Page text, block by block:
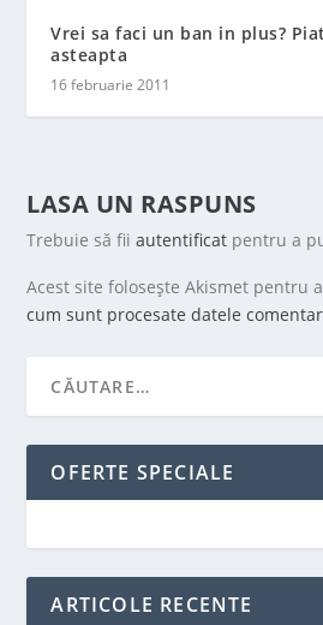
Vrei sa faci un ban in plus?
asteapta
16 februarie 2011
LASA UN RASPUNS
Trebuie să fiiautentificat pentru a
Acest site folosește Akismet pentru
cum sunt procesate datele
OFERTE SPECIALE
ARTICOLE RECENTE